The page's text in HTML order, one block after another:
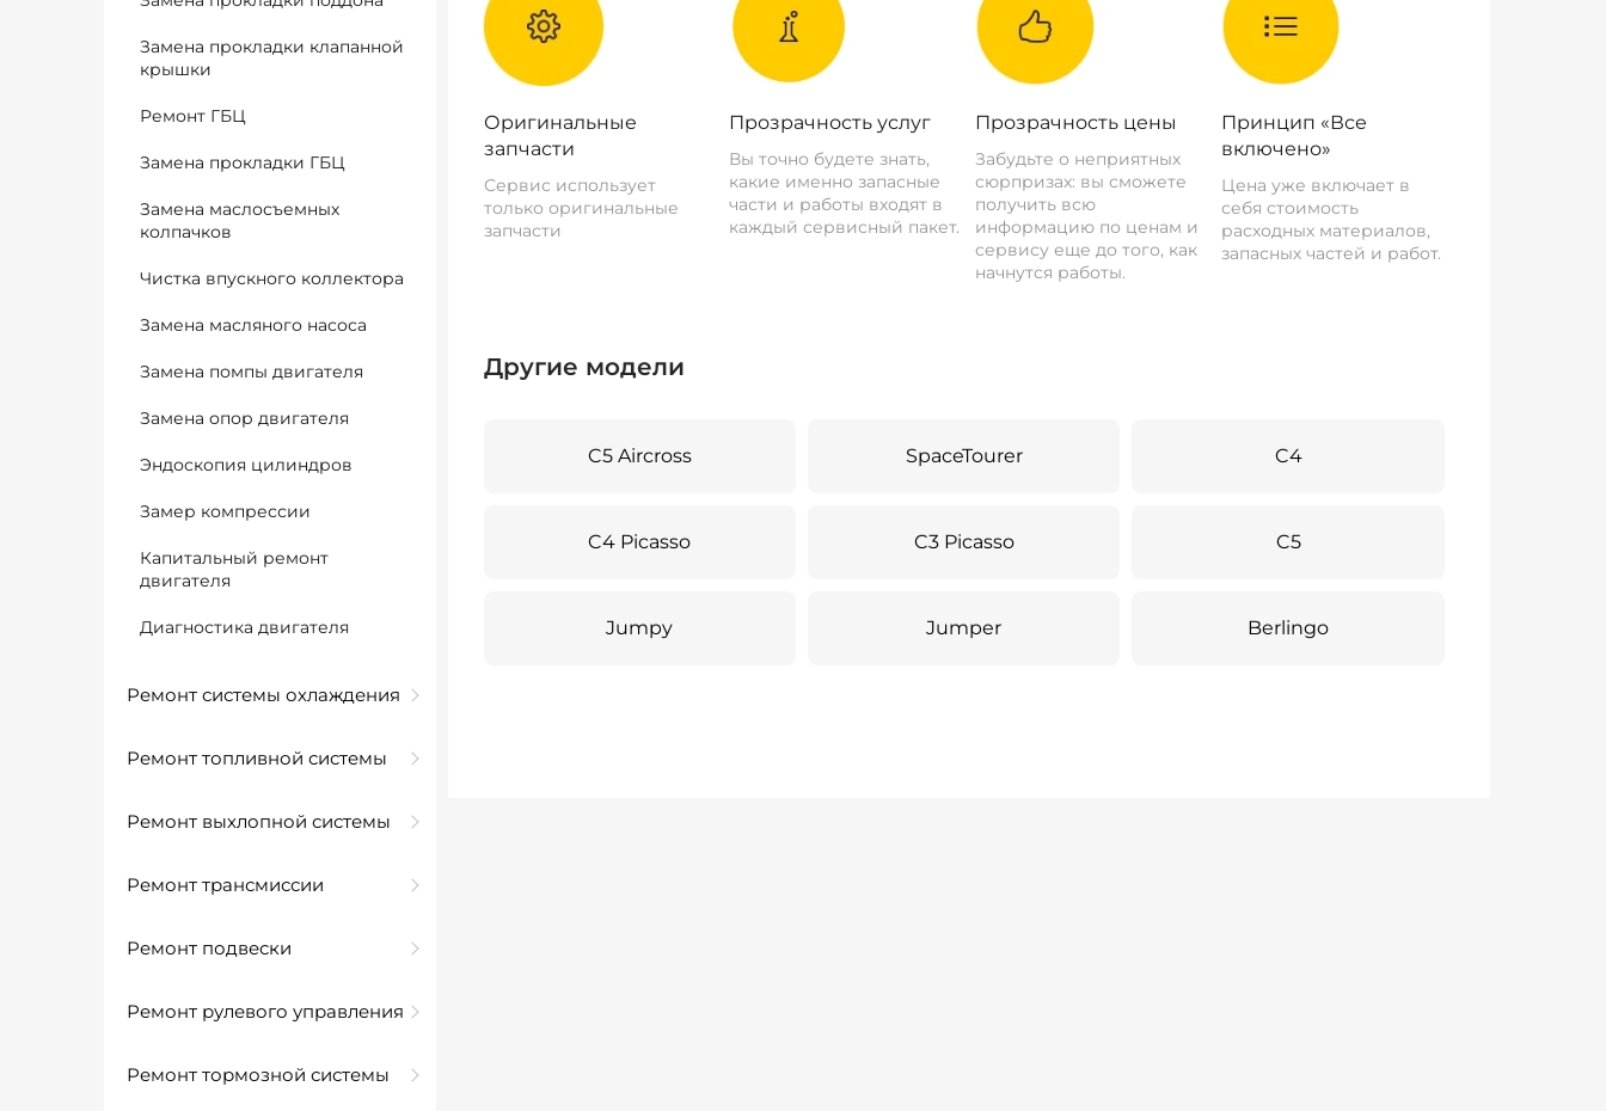
Замена прокладки клапанной
крышки
Ремонт ГБЦ
Замена прокладки ГБЦ
Замена маслосъемных
колпачков
Чистка впускного коллектора
Замена масляного насоса
Замена помпы двигателя
Замена опор двигателя
Эндоскопия цилиндров
Замер компрессии
Капитальный ремонт
двигателя
Диагностика двигателя
Ремонт системы охлаждения
Ремонт топливной системы
Ремонт выхлопной системы
Ремонт трансмиссии
Ремонт подвески
Ремонт рулевого управления
Ремонт тормозной системы
Оригинальные
запчасти
Сервис использует
только оригинальные
запчасти
Прозрачность услуг
Вы точно будете знать,
какие именно запасные
части и работы входят в
каждый сервисный пакет.
Прозрачность цены
Забудьте о неприятных
сюрпризах: вы сможете
получить всю
информацию по ценам и
сервису еще до того, как
начнутся работы.
Принцип «Все
включено»
Цена уже включает в
себя стоимость
расходных материалов,
запасных частей и работ.
Другие модели
C5 Aircross SpaceTourer C4
C4 Picasso C3 Picasso C5
Jumpy Jumper Berlingo